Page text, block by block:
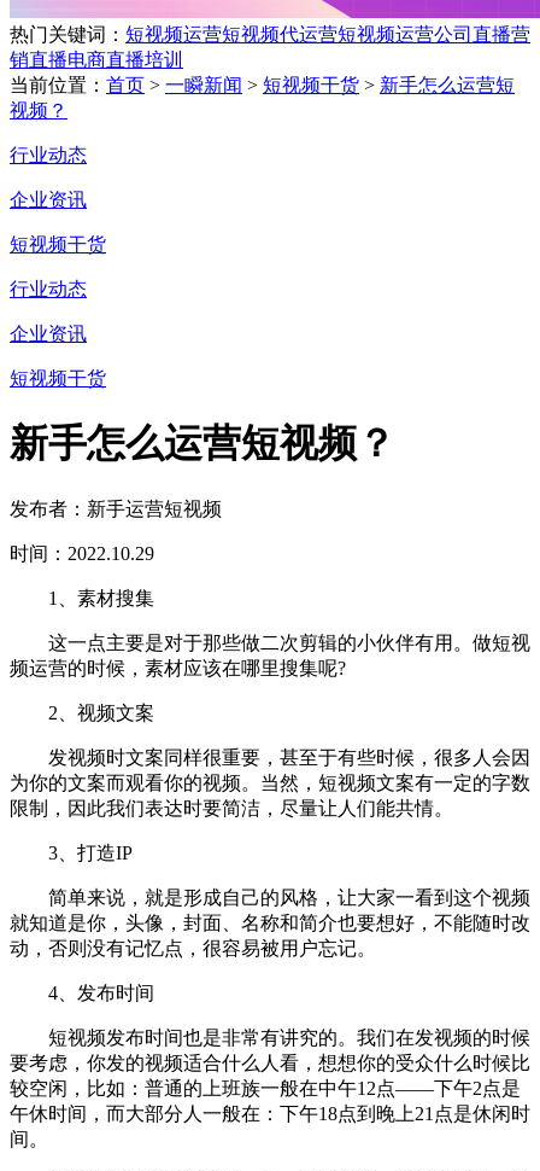
热门关键词： 短视频运营短视频代运营短视频运营公司 直播营
销直播电商直播培训
当前位置： 首页 > 一瞬新闻 > 短视频干货 > 新手怎么运营短
视频？
行业动态
企业资讯
短视频干货
行业动态
企业资讯
短视频干货
新手怎么运营短视频？
发布者：新手运营短视频
时间：2022.10.29
1、素材搜集
这一点主要是对于那些做二次剪辑的小伙伴有用。做短视
频运营的时候，素材应该在哪里搜集呢?
2、视频文案
发视频时文案同样很重要，甚至于有些时候，很多人会因
为你的文案而观看你的视频。当然，短视频文案有一定的字数
限制，因此我们表达时要简洁，尽量让人们能共情。
3、打造IP
简单来说，就是形成自己的风格，让大家一看到这个视频
就知道是你，头像，封面、名称和简介也要想好，不能随时改
动，否则没有记忆点，很容易被用户忘记。
4、发布时间
短视频发布时间也是非常有讲究的。我们在发视频的时候
要考虑，你发的视频适合什么人看，想想你的受众什么时候比
较空闲，比如：普通的上班族一般在中午12点——下午2点是
午休时间，而大部分人一般在：下午18点到晚上21点是休闲时
间。